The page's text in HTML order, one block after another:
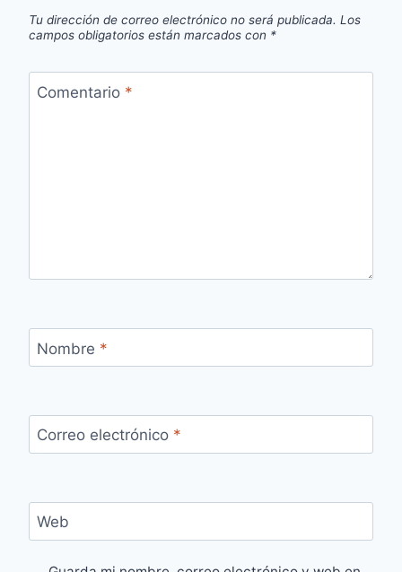
Tu dirección de correo electrónico no será publicada. Los
campos obligatorios están marcados con *
Comentario *
Nombre *
Correo electrónico *
Web